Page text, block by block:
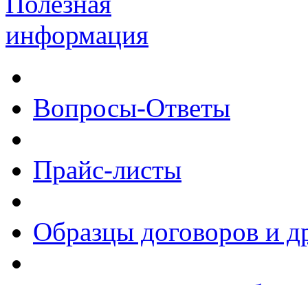
информация
Вопросы-Ответы
Прайс-листы
Образцы договоров и